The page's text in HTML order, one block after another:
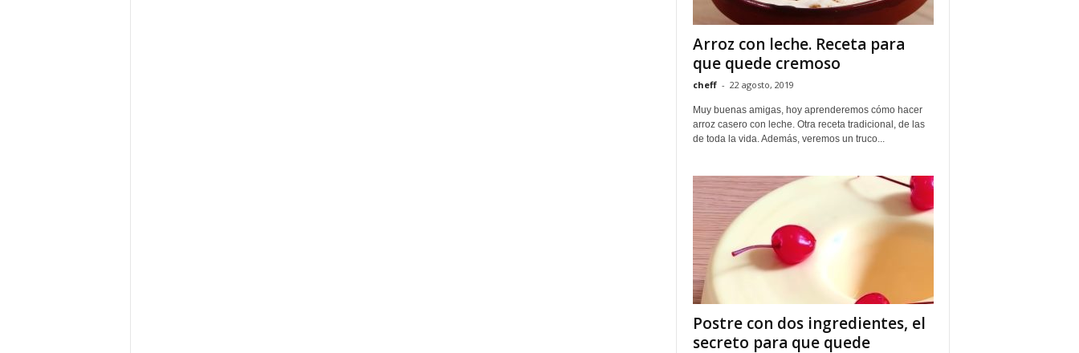
Arroz con leche. Receta para
que quede cremoso
cheff - 22 agosto, 2019
Muy buenas amigas, hoy aprenderemos cómo hacer
arroz casero con leche. Otra receta tradicional, de las
de toda la vida. Además, veremos un truco...
Postre con dos ingredientes, el
secreto para que quede